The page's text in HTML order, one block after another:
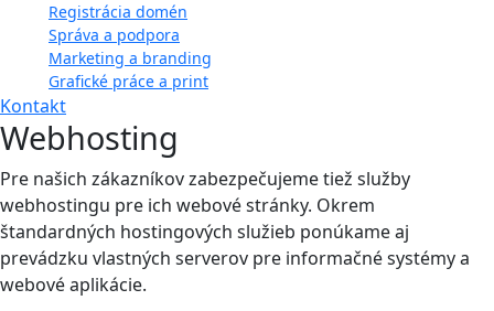
Registrácia domén
Správa a podpora
Marketing a branding
Grafické práce a print
Kontakt
Webhosting
Pre našich zákazníkov zabezpečujeme tiež služby
webhostingu pre ich webové stránky. Okrem
štandardných hostingových služieb ponúkame aj
prevádzku vlastných serverov pre informačné systémy a
webové aplikácie.